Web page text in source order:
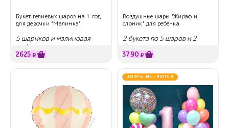
Букет гелиевых шаров на 1 год
для девочки "Малинка"
5 шариков и малиновая
цифра
2625 ₽
Воздушные шары "Жираф и
слоник" для ребенка
2 букета по 5 шаров и 2
фигуры
3790 ₽
ЦИФРЫ МЕНЯЮТСЯ